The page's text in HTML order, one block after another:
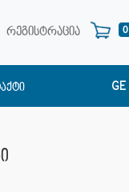
რეგისტრაცია 0
GE